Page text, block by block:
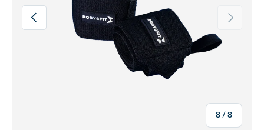
Vorige
8/van
8
Volgende